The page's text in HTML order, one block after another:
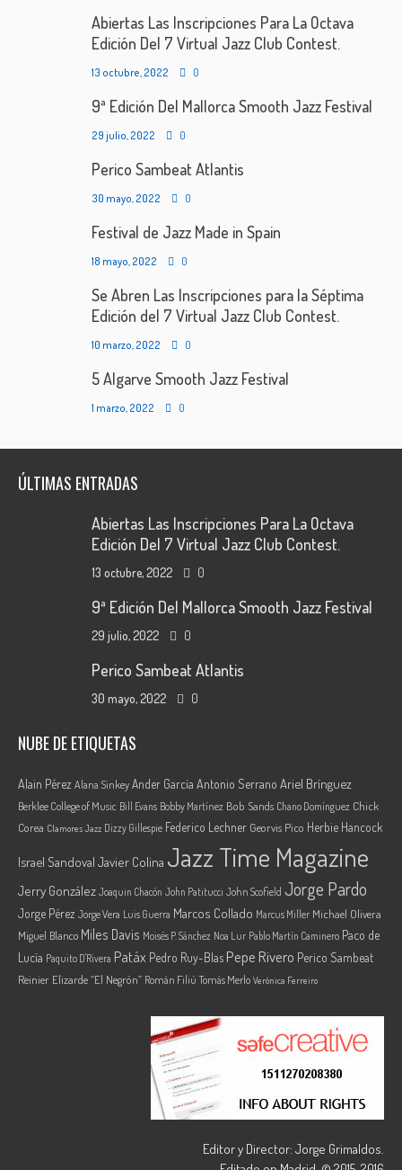
Abiertas Las Inscripciones Para La Octava
Edición Del 7 Virtual Jazz Club Contest.
13 octubre, 2022 0
9ª Edición Del Mallorca Smooth Jazz Festival
29 julio, 2022 0
Perico Sambeat Atlantis
30 mayo, 2022 0
Festival de Jazz Made in Spain
18 mayo, 2022 0
Se Abren Las Inscripciones para la Séptima
Edición del 7 Virtual Jazz Club Contest.
10 marzo, 2022 0
5 Algarve Smooth Jazz Festival
1 marzo, 2022 0
ÚLTIMAS ENTRADAS
Abiertas Las Inscripciones Para La Octava
Edición Del 7 Virtual Jazz Club Contest.
13 octubre, 2022 0
9ª Edición Del Mallorca Smooth Jazz Festival
29 julio, 2022 0
Perico Sambeat Atlantis
30 mayo, 2022 0
NUBE DE ETIQUETAS
Alain Pérez Alana SinkeyAnder García Antonio Serrano Ariel Brínguez
Berklee College of Music Bill Evans Bobby Martínez Bob Sands Chano Domínguez Chick
Corea Clamores Jazz Dizzy Gillespie Federico Lechner Georvis Pico Herbie Hancock
Israel Sandoval Javier Colina Jazz Time Magazine
Jerry González Joaquin Chacón John Patitucci John Scofield Jorge Pardo
Jorge Pérez Jorge Vera Luis Guerra Marcos Collado Marcus Miller Michael Olivera
Miguel Blanco Miles Davis Moisés P. Sánchez Noa Lur Pablo Martín Caminero Paco de
Lucía Paquito D'Rivera Patáx Pedro Ruy-Blas Pepe Rivero Perico Sambeat
Reinier Elizarde “El Negrón” Román Filiú Tomás Merlo Verónica Ferreiro
Editor y Director: Jorge Grimaldos.